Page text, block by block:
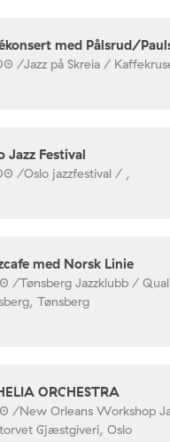
med Pålsrud/
/Jazz på Skreia /
Jazz Festival
/Oslo jazzfestival / ,
med Norsk Linie
/Tønsberg Jazzklubb /
Tønsberg
ORCHESTRA
/New Orleans Workshop
Gjæstgiveri, Oslo